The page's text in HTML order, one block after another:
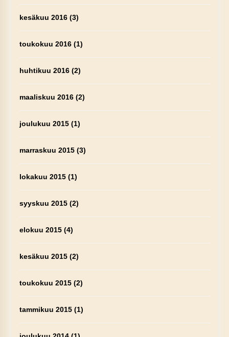
kesäkuu 2016(3)
toukokuu 2016(1)
huhtikuu 2016(2)
maaliskuu 2016(2)
joulukuu 2015(1)
marraskuu 2015(3)
lokakuu 2015(1)
syyskuu 2015(2)
elokuu 2015(4)
kesäkuu 2015(2)
toukokuu 2015(2)
tammikuu 2015(1)